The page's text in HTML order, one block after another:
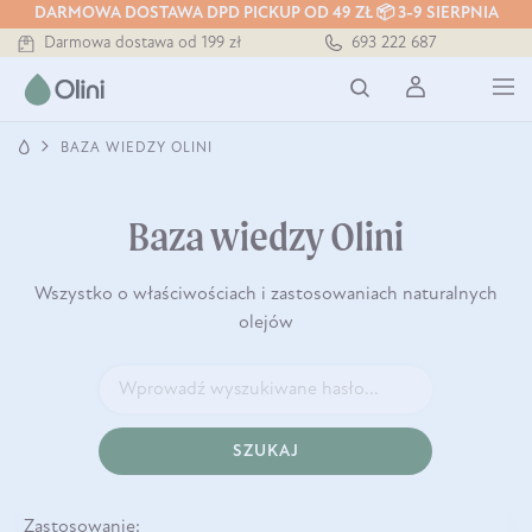
DARMOWA DOSTAWA DPD PICKUP OD 49 ZŁ 📦 3-9 SIERPNIA
Bezpieczna dostawa od 7,49 zł
Darmowa dostawa od 199 zł
693 222 687
BAZA WIEDZY OLINI
Baza wiedzy Olini
Wszystko o właściwościach i zastosowaniach naturalnych
olejów
SZUKAJ
Zastosowanie: